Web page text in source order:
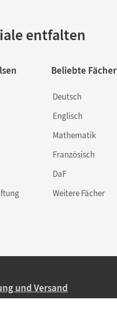
entfalten
Beliebte Fächer
Deutsch
Englisch
Mathematik
Französisch
DaF
Weitere Fächer
und Versand